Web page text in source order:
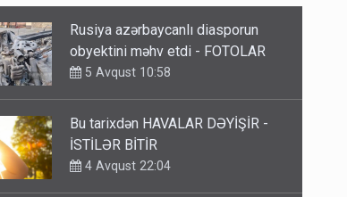
Bu tarixdən HAVALAR DƏYİŞİR -
İSTİLƏR BİTİR
4 Avqust 22:04
Ceyhun Bayramov: “Ermənistan
konstitusiyasından Azərbaycana
qarşı ərazi iddiaları çıxarılmalıdır”